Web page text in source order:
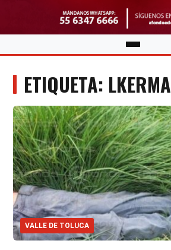
ETIQUETA: LKERMA
VALLE DE TOLUCA